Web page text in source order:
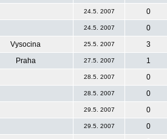
24.5. 2007
0
24.5. 2007
0
Vysocina 25.5. 2007
3
Praha 27.5. 2007
1
28.5. 2007
0
28.5. 2007
0
29.5. 2007
0
29.5. 2007
0